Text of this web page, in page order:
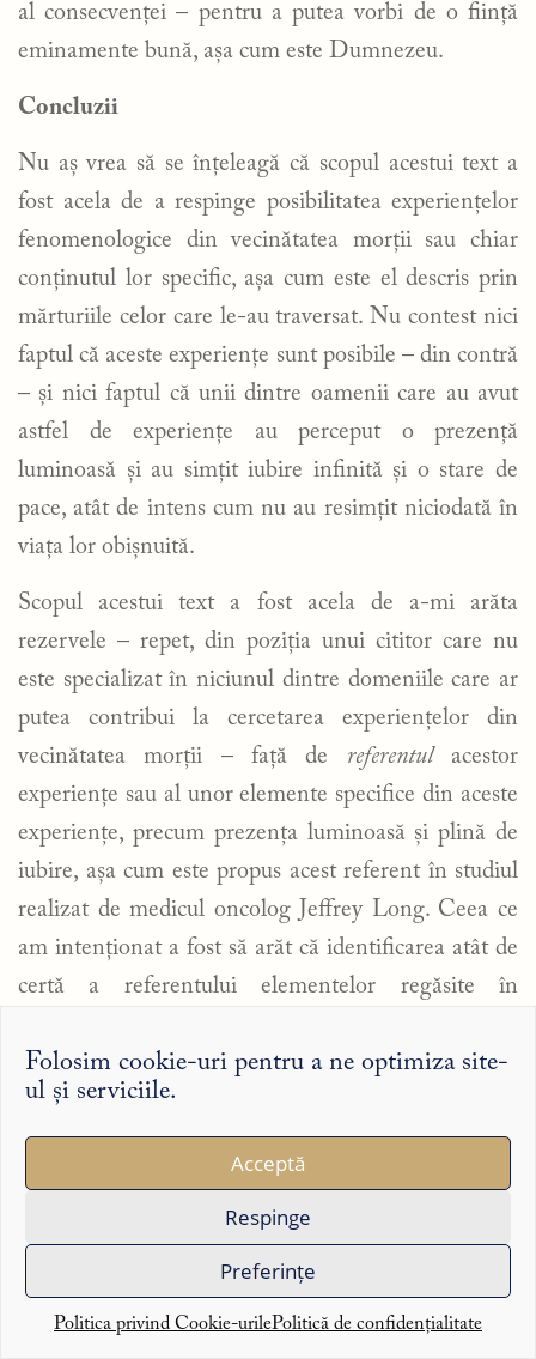
Folosim cookie-uri pentru a ne optimiza site-
ul și serviciile.
Acceptă
Respinge
Preferințe
Politica privind Cookie-urilePolitică de confidențialitate
al consecvenței – pentru a putea vorbi de o ființă
eminamente bună, așa cum este Dumnezeu.
Concluzii
Nu aș vrea să se înțeleagă că scopul acestui text a
fost acela de a respinge posibilitatea experiențelor
fenomenologice din vecinătatea morții sau chiar
conținutul lor specific, așa cum este el descris prin
mărturiile celor care le-au traversat. Nu contest nici
faptul că aceste experiențe sunt posibile – din contră
– și nici faptul că unii dintre oamenii care au avut
astfel de experiențe au perceput o prezență
luminoasă și au simțit iubire infinită și o stare de
pace, atât de intens cum nu au resimțit niciodată în
viața lor obișnuită.
Scopul acestui text a fost acela de a-mi arăta
rezervele – repet, din poziția unui cititor care nu
este specializat în niciunul dintre domeniile care ar
putea contribui la cercetarea experiențelor din
vecinătatea morții – față de referentulacestor
experiențe sau al unor elemente specifice din aceste
experiențe, precum prezența luminoasă și plină de
iubire, așa cum este propus acest referent în studiul
realizat de medicul oncolog Jeffrey Long. Ceea ce
am intenționat a fost să arăt că identificarea atât de
certă a referentului elementelor regăsite în
plauzibilă până la capăt, întrucât stabilirea acestui
referent comportă niște hibe logice, asupra cărora
m-am concentrat. În acest sens, argumentul
teologic formulat de Larchet, pe care l-am adus în
completarea propriului argument, nu trebuie
interpretat în niciun caz ca pe un apel la autoritate
(a tradiției sau a unui teolog). Sper că este destul de
clar că redarea acelui argument a fost menită să